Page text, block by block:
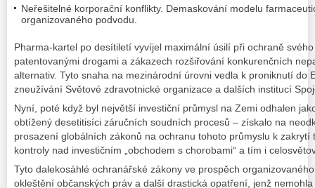
Neřešitelné korporační konflikty. Demaskování modelu
organizovaného podvodu.
Pharma-kartel po desítiletí vyvíjel maximální úsilí při ochraně
patentovanými drogami a zákazech rozšiřování konkurenčních
alternativ. Tyto snaha na mezinárodní úrovni vedla k proniknutí do
zneužívání Světové zdravotnické organizace a dalších institucí
Nyní, poté když byl největší investiční průmysl na Zemi odhalen
obtížený desetitisíci záručních soudních procesů – získalo na
prosazení globálních zákonů na ochranu tohoto průmyslu k zakrytí
kontroly nad investičním „obchodem s chorobami“ a tím i
Tyto dalekosáhlé ochranářské zákony ve prospěch
okleštění občanských práv a další drastická opatření, jenž